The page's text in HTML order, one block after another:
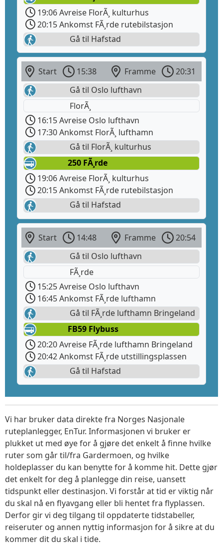
19:06 Avreise FlorÃ¸ kulturhus
20:15 Ankomst FÃ¸rde rutebilstasjon
Gå til Hafstad
Start 15:38 Framme
20:31
Gå til Oslo lufthavn
FlorÃ¸
16:15 Avreise Oslo lufthavn
17:30 Ankomst FlorÃ¸ lufthamn
Gå til FlorÃ¸ kulturhus
250 FÃ¸rde
19:06 Avreise FlorÃ¸ kulturhus
20:15 Ankomst FÃ¸rde rutebilstasjon
Gå til Hafstad
Start 14:48 Framme
20:54
Gå til Oslo lufthavn
FÃ¸rde
15:25 Avreise Oslo lufthavn
16:45 Ankomst FÃ¸rde lufthamn
Gå til FÃ¸rde lufthamn Bringeland
FB59 Flybuss
20:20 Avreise FÃ¸rde lufthamn Bringeland
20:42 Ankomst FÃ¸rde utstillingsplassen
Gå til Hafstad
Vi har bruker data direkte fra Norges Nasjonale
ruteplanlegger, EnTur. Informasjonen vi bruker er
plukket ut med øye for å gjøre det enkelt å finne hvilke
ruter som går til/fra Gardermoen, og hvilke
holdeplasser du kan benytte for å komme hit. Dette gjør
det enkelt for deg å planlegge din reise, uansett
tidspunkt eller destinasjon. Vi forstår at tid er viktig når
du skal nå en flyavgang eller bli hentet fra flyplassen.
Derfor gir vi deg tilgang til oppdaterte tidstabeller,
reiseruter og annen nyttig informasjon for å sikre at du
kommer dit du skal i tide.